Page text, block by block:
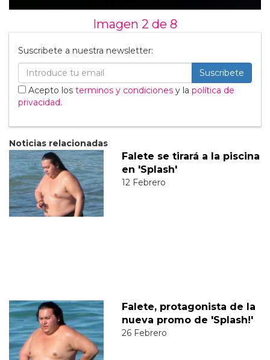
Imagen 2 de 8
Suscribete a nuestra newsletter:
Suscribete
Acepto los terminos y condiciones y la política de
privacidad.
Noticias relacionadas
Falete se tirará a la piscina
en 'Splash'
12 Febrero
Falete, protagonista de la
nueva promo de 'Splash!'
26 Febrero